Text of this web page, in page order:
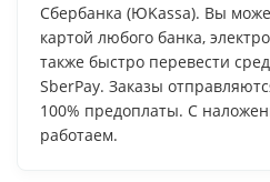
Сбербанка (ЮKassa). Вы
картой любого банка,
также быстро перевести
SberPay. Заказы
100% предоплаты. С
работаем.